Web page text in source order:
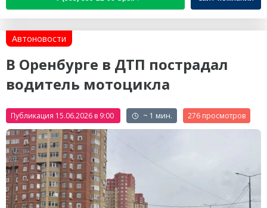
Автоновости
В Оренбурге в ДТП пострадал
водитель мотоцикла
Публикация 15.06.2026 в 9:00 ~ 1 мин. 276